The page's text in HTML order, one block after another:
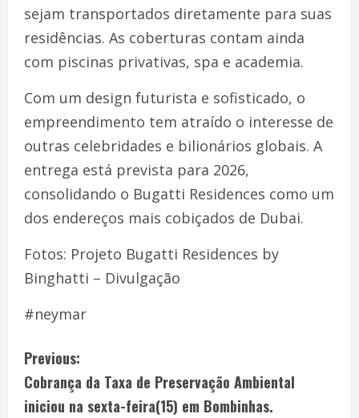
sejam transportados diretamente para suas
residências. As coberturas contam ainda
com piscinas privativas, spa e academia.
Com um design futurista e sofisticado, o
empreendimento tem atraído o interesse de
outras celebridades e bilionários globais. A
entrega está prevista para 2026,
consolidando o Bugatti Residences como um
dos endereços mais cobiçados de Dubai.
Fotos: Projeto Bugatti Residences by
Binghatti – Divulgação
#neymar
Previous:
Cobrança da Taxa de Preservação Ambiental
iniciou na sexta-feira(15) em Bombinhas.